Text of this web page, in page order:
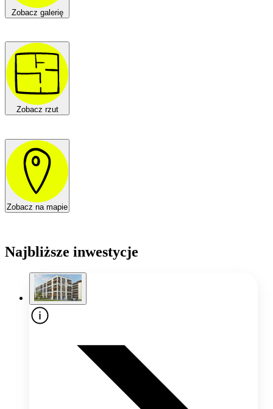
Zobacz galerię
Zobacz rzut
Zobacz na mapie
Najbliższe inwestycje